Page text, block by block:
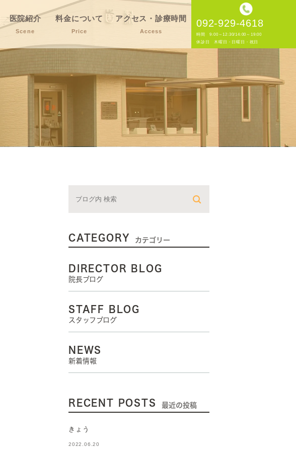
092-929-4618
時間 9:00～12:30/14:00～19:00
休診日 木曜日・日曜日・祝日
医院紹介
Scene
料金について
Price
アクセス・診療時間
Access
CATEGORY カテゴリー
DIRECTOR BLOG
院長ブログ
STAFF BLOG
スタッフブログ
NEWS
新着情報
RECENT POSTS 最近の投稿
きょう
2022.06.20